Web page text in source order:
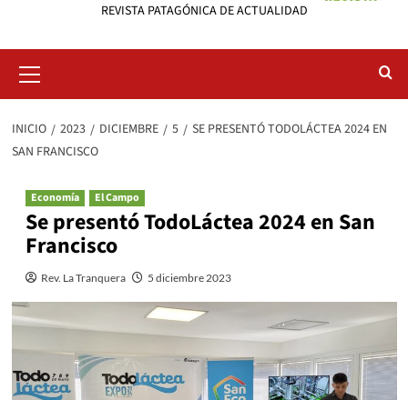
REVISTA PATAGÓNICA DE ACTUALIDAD
primario
INICIO 2023 DICIEMBRE 5
SE PRESENTÓ TODOLÁCTEA 2024 EN
SAN FRANCISCO
Economía El Campo
Se presentó TodoLáctea 2024 en San
Francisco
Rev. La Tranquera 5 diciembre 2023